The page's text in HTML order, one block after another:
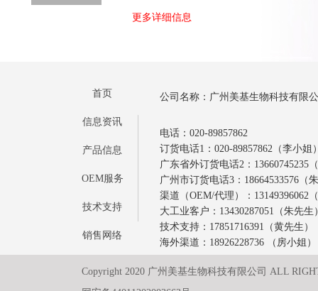
更多详细信息
首页
信息资讯
产品信息
OEM服务
技术支持
销售网络
公司名称：广州美基生物科技有限
电话：020-89857862
订货电话1：020-89857862（李小姐
广东省外订货电话2：13660745235
广州市订货电话3：18664533576（
渠道（OEM/代理）：13149396062
大工业客户：13430287051（朱先生
技术支持：17851716391（黄先生）
海外渠道：18926228736 （房小姐）
Copyright 2020 广州美基生物科技有限公司 ALL